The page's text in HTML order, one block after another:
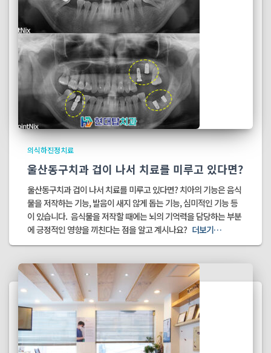
의식하진정치료
울산동구치과 겁이 나서 치료를 미루고 있다면?
울산동구치과 겁이 나서 치료를 미루고 있다면? 치아의 기능은 음식
물을 저작하는 기능, 발음이 새지 않게 돕는 기능, 심미적인 기능 등
이 있습니다. ​ 음식물을 저작할 때에는 뇌의 기억력을 담당하는 부분
에 긍정적인 영향을 끼친다는 점을 알고 계시나요? ​ 더보기…